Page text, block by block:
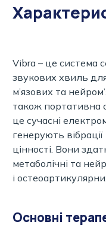
Vibra – це система
звукових хвиль
м’язових та
також портативна
це сучасні
генерують
цінності. Вони
метаболічні та
і
Основні